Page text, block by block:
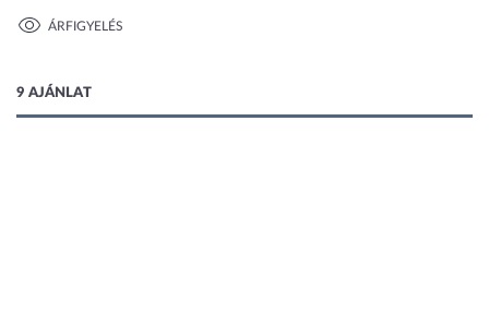
ÁRFIGYELÉS
9 AJÁNLAT